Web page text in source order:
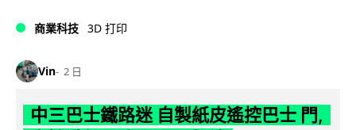
商業科技 3D 打印
Vin 2 日
中三巴士鐵路迷 自製紙皮遙控巴士 門,